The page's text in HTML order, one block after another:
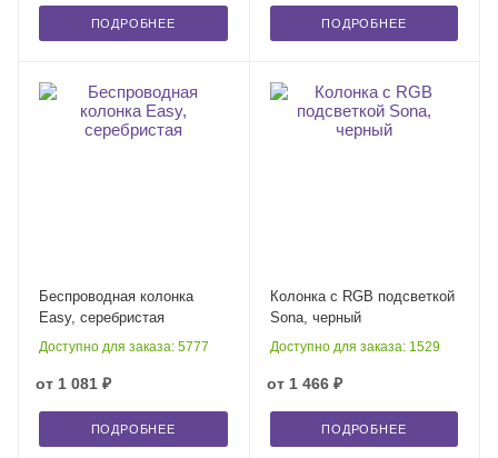
ПОДРОБНЕЕ ПОДРОБНЕЕ
Беспроводная колонка
Easy, серебристая
Доступно для заказа: 5777
от 1 081 ₽
ПОДРОБНЕЕ
Колонка с RGB подсветкой
Sona, черный
Доступно для заказа: 1529
от 1 466 ₽
ПОДРОБНЕЕ